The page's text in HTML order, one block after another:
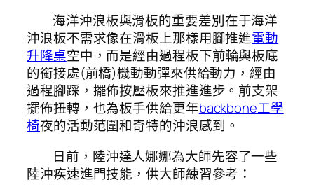
海洋沖浪板與滑板的重要差別在于海洋
沖浪板不需求像在滑板上那樣用腳推進電動
升降桌空中，而是經由過程板下前輪與板底
的銜接處(前橋)機動動彈來供給動力，經由
過程腳踩，擺佈按壓板來推進進步。前支架
擺佈扭轉，也為板手供給更年backbone工學
椅夜的活動范圍和奇特的沖浪感到。
日前，陸沖達人娜娜為大師先容了一些
陸沖疾速進門技能，供大師練習參考：